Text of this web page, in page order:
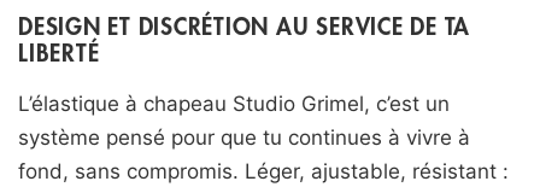
DESIGN ET DISCRÉTION AU SERVICE DE TA
LIBERTÉ
L’élastique à chapeau Studio Grimel, c’est un
système pensé pour que tu continues à vivre à
fond, sans compromis. Léger, ajustable, résistant :